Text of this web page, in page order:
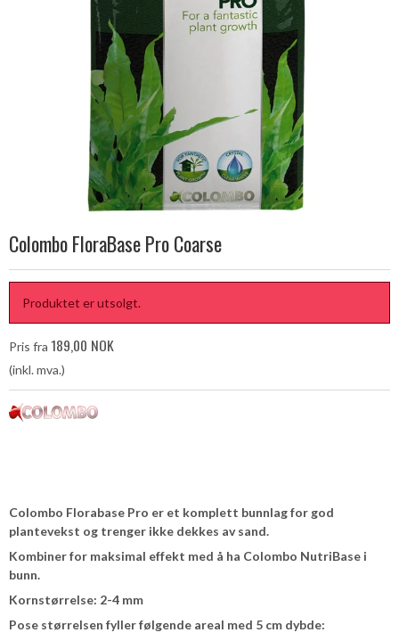
Colombo FloraBase Pro Coarse
Produktet er utsolgt.
Pris fra 189,00 NOK
(inkl. mva.)
Colombo Florabase Pro er et komplett bunnlag for god
plantevekst og trenger ikke dekkes av sand.
Kombiner for maksimal effekt med å ha Colombo NutriBase i
bunn.
Kornstørrelse: 2-4 mm
Pose størrelsen fyller følgende areal med 5 cm dybde: